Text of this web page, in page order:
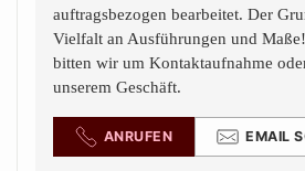
auftragsbezogen bearbeitet. Der
Vielfalt an Ausführungen und
bitten wir um Kontaktaufnahme
unserem Geschäft.
ANRUFEN EMAIL